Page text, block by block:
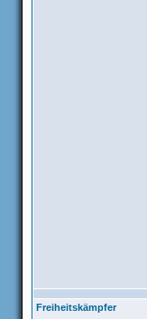
Freiheitskämpfer